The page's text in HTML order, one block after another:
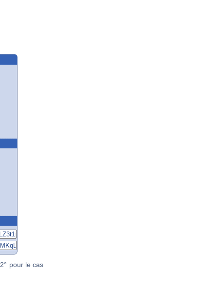
pour le cas